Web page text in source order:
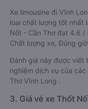
Xe limousine đi Vĩnh
loại chất lượng tốt nhất
Nốt - Cần Thơ đạt 4.6 /
Chất lượng xe, Đúng
Đánh giá này được viết
nghiệm dịch vụ của
Thơ Vĩnh Long .
3. Giá vé xe Thốt